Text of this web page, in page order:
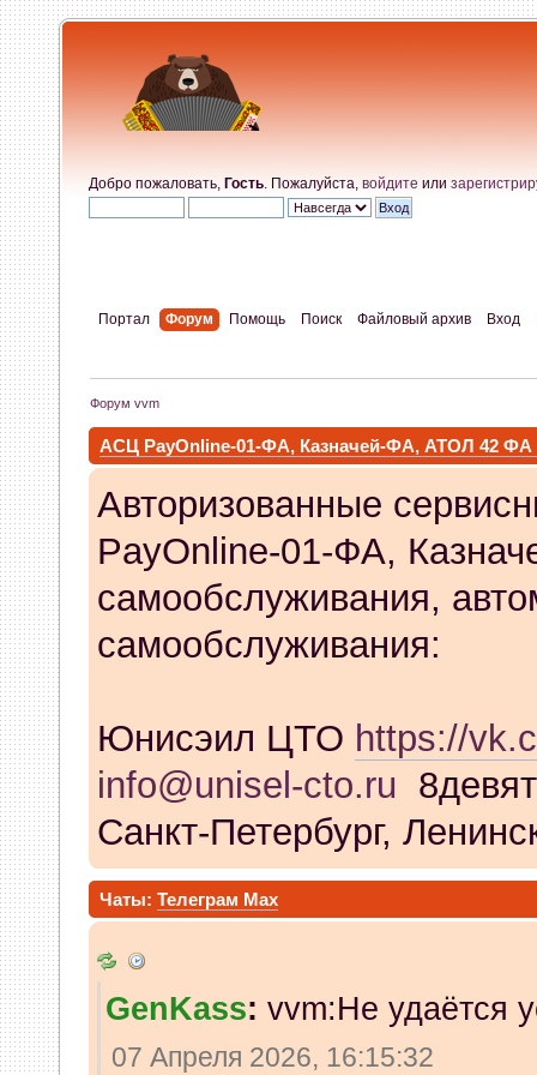
Добро пожаловать, Гость . Пожалуйста, войдите или
Портал Форум Помощь Поиск Файловый архив Вход
Форум vvm
АСЦ PayOnline-01-ФА, Казначей-ФА, АТОЛ 42 ФА
Авторизованные
PayOnline-01-ФА,
самообслуживания,
самообслуживания:
Юнисэил ЦТО https://
info@unisel-cto.ru
Санкт-Петербург,
Чаты:Телеграм Max
GenKass: vvm:Не удаётся
07 Апреля 2026, 16:15:32